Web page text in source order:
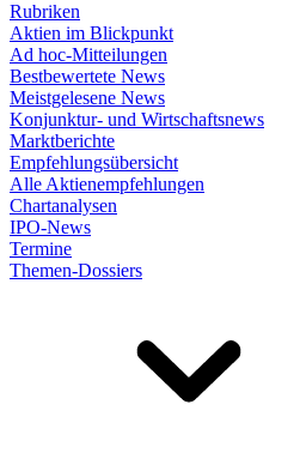
Rubriken
Aktien im Blickpunkt
Ad hoc-Mitteilungen
Bestbewertete News
Meistgelesene News
Konjunktur- und Wirtschaftsnews
Marktberichte
Empfehlungsübersicht
Alle Aktienempfehlungen
Chartanalysen
IPO-News
Termine
Themen-Dossiers